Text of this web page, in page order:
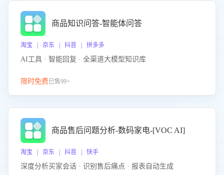
商品知识问答-智能体问答
淘宝 | 京东 | 抖音 | 拼多多
AI工具 · 智能回复 · 全渠道大模型知识库
限时免费已售99+
商品售后问题分析-数码家电-[VOC AI]
淘宝 | 京东 | 抖音 | 快手
深度分析买家会话 · 识别售后痛点 · 报表自动生成